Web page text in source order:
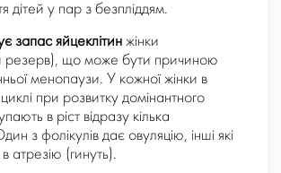
дітей у пар з безпліддям.
запас яйцеклітин жінки
резерв), що може бути причиною
менопаузи. У кожної жінки в
при розвитку домінантного
в ріст відразу кілька
з фолікулів дає овуляцію, інші які
атрезію (гинуть).